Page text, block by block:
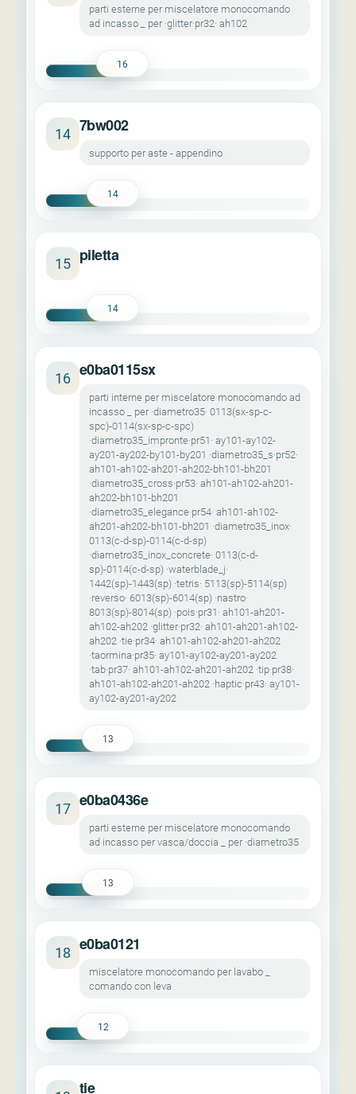
parti esterne per miscelatore monocomando
ad incasso _ per ·glitter·pr32· ah102
16
14 7bw002
supporto per aste - appendino
14
15 piletta
14
16 e0ba0115sx
parti interne per miscelatore monocomando ad
incasso _ per ·diametro35· 0113(sx-sp-c-
spc)-0114(sx-sp-c-spc)
·diametro35_impronte·pr51· ay101-ay102-
ay201-ay202-by101-by201 ·diametro35_s·pr52·
ah101-ah102-ah201-ah202-bh101-bh201
·diametro35_cross·pr53· ah101-ah102-ah201-
ah202-bh101-bh201
·diametro35_elegance·pr54· ah101-ah102-
ah201-ah202-bh101-bh201 ·diametro35_inox·
0113(c-d-sp)-0114(c-d-sp)
·diametro35_inox_concrete· 0113(c-d-
sp)-0114(c-d-sp) ·waterblade_j·
1442(sp)-1443(sp) ·tetris· 5113(sp)-5114(sp)
·reverso· 6013(sp)-6014(sp) ·nastro·
8013(sp)-8014(sp) ·pois·pr31· ah101-ah201-
ah102-ah202 ·glitter·pr32· ah101-ah201-ah102-
ah202 ·tie·pr34· ah101-ah102-ah201-ah202
·taormina·pr35· ay101-ay102-ay201-ay202
·tab·pr37· ah101-ah102-ah201-ah202 ·tip·pr38·
ah101-ah102-ah201-ah202 ·haptic·pr43· ay101-
ay102-ay201-ay202
13
17 e0ba0436e
parti esterne per miscelatore monocomando
ad incasso per vasca/doccia _ per ·diametro35
13
18 e0ba0121
miscelatore monocomando per lavabo _
comando con leva
12
tie